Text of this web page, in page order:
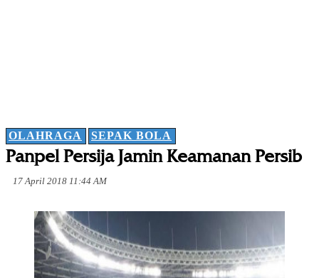
OLAHRAGA SEPAK BOLA
Panpel Persija Jamin Keamanan Persib
17 April 2018 11:44 AM